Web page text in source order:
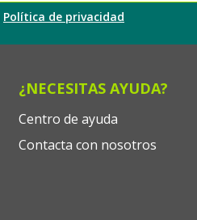
Política de privacidad
¿NECESITAS AYUDA?
Centro de ayuda
Contacta con nosotros